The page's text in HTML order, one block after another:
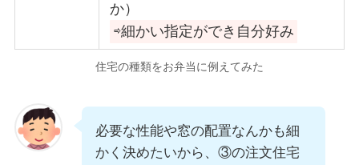
か）
⇨細かい指定ができ自分好み
住宅の種類をお弁当に例えてみた
必要な性能や窓の配置なんかも細
かく決めたいから、③の注文住宅